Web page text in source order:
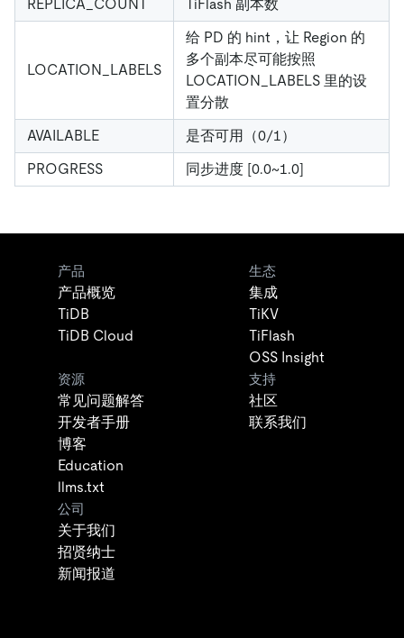
REPLICA_COUNT
TiFlash 副本数
LOCATION_LABELS
给 PD 的 hint，让 Region 的
多个副本尽可能按照
LOCATION_LABELS 里的设
置分散
AVAILABLE
是否可用（0/1）
PROGRESS
同步进度 [0.0~1.0]
产品
产品概览
TiDB
TiDB Cloud
生态
集成
TiKV
TiFlash
OSS Insight
资源
常见问题解答
开发者手册
博客
Education
llms.txt
支持
社区
联系我们
公司
关于我们
招贤纳士
新闻报道